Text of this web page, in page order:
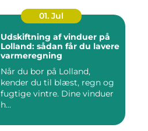
01. Jul
Udskiftning af vinduer på
Lolland: sådan får du lavere
varmeregning
Når du bor på Lolland,
kender du til blæst, regn og
fugtige vintre. Dine vinduer
h...